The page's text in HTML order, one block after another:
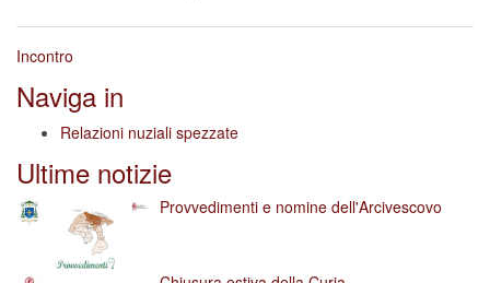
Incontro
Naviga in
Relazioni nuziali spezzate
Ultime notizie
Provvedimenti e nomine dell'Arcivescovo